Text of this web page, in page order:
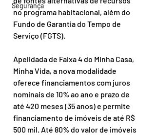
Segurança
no programa habitacional, além do
Fundo de Garantia do Tempo de
Serviço (FGTS).
Apelidada de Faixa 4 do Minha Casa,
Minha Vida, a nova modalidade
oferece financiamentos com juros
nominais de 10% ao ano e prazo de
até 420 meses (35 anos) e permite
financiamento de imóveis de até R$
500 mil. Até 80% do valor de imóveis